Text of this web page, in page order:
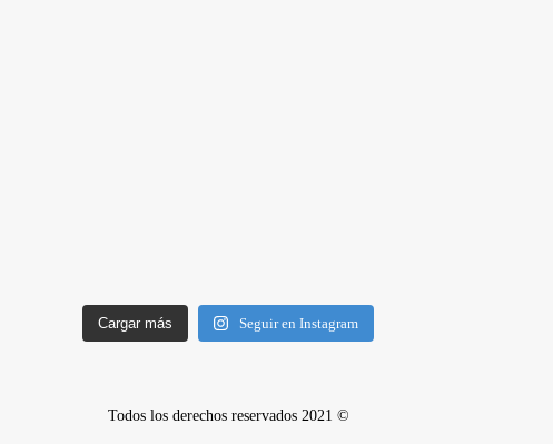
Cargar más Seguir en Instagram
Todos los derechos reservados 2021 ©